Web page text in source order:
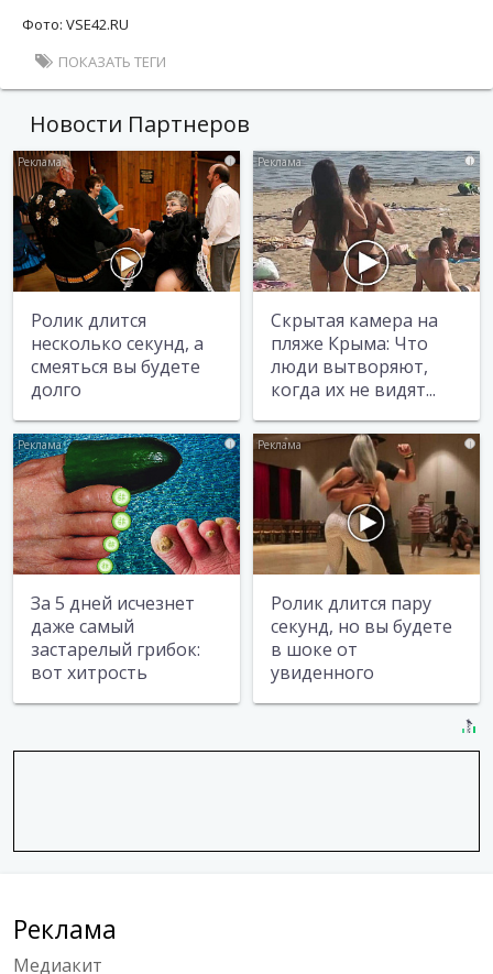
Фото: VSЕ42.RU
ПОКАЗАТЬ ТЕГИ
Новости Партнеров
i
Ролик длится
несколько секунд, а
смеяться вы будете
долго
i
Скрытая камера на
пляже Крыма: Что
люди вытворяют,
когда их не видят...
i
За 5 дней исчезнет
даже самый
застарелый грибок:
вот хитрость
i
Ролик длится пару
секунд, но вы будете
в шоке от
увиденного
Реклама
Медиакит